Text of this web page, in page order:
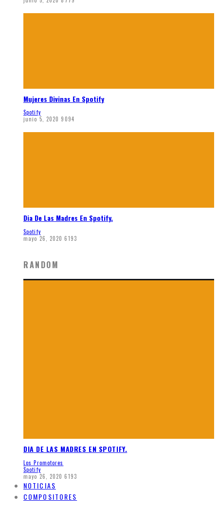
Mujeres Divinas En Spotify
Spotify
junio 5, 2020 9094
Dia De Las Madres En Spotify.
Spotify
mayo 26, 2020 6193
RANDOM
DIA DE LAS MADRES EN SPOTIFY.
Los Promotores
Spotify
mayo 26, 2020 6193
NOTICIAS
COMPOSITORES